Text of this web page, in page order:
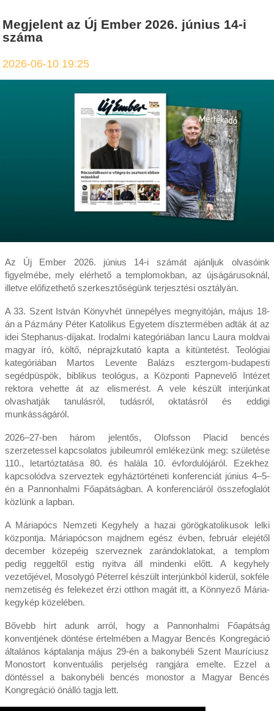
Megjelent az Új Ember 2026. június 14-i
száma
2026-06-10 19:25
Az Új Ember 2026. június 14-i számát ajánljuk olvasóink
figyelmébe, mely elérhető a templomokban, az újságárusoknál,
illetve előfizethető szerkesztőségünk terjesztési osztályán.
A 33. Szent István Könyvhét ünnepélyes megnyitóján, május 18-
án a Pázmány Péter Katolikus Egyetem dísztermében adták át az
idei Stephanus-díjakat. Irodalmi kategóriában Iancu Laura moldvai
magyar író, költő, néprajzkutató kapta a kitüntetést. Teológiai
kategóriában Martos Levente Balázs esztergom-budapesti
segédpüspök, biblikus teológus, a Központi Papnevelő Intézet
rektora vehette át az elismerést. A vele készült interjúnkat
olvashatják tanulásról, tudásról, oktatásról és eddigi
munkásságáról.
2026–27-ben három jelentős, Olofsson Placid bencés
szerzetessel kapcsolatos jubileumról emlékezünk meg: születése
110., letartóztatása 80. és halála 10. évfordulójáról. Ezekhez
kapcsolódva szerveztek egyháztörténeti konferenciát június 4–5-
én a Pannonhalmi Főapátságban. A konferenciáról összefoglalót
közlünk a lapban.
A Máriapócs Nemzeti Kegyhely a hazai görögkatolikusok lelki
központja. Máriapócson majdnem egész évben, február elejétől
december közepéig szerveznek zarándoklatokat, a templom
pedig reggeltől estig nyitva áll mindenki előtt. A kegyhely
vezetőjével, Mosolygó Péterrel készült interjúnkból kiderül, sokféle
nemzetiség és felekezet érzi otthon magát itt, a Könnyező Mária-
kegykép közelében.
Bővebb hírt adunk arról, hogy a Pannonhalmi Főapátság
konventjének döntése értelmében a Magyar Bencés Kongregáció
általános káptalanja május 29-én a bakonybéli Szent Mauríciusz
Monostort konventuális perjelség rangjára emelte. Ezzel a
döntéssel a bakonybéli bencés monostor a Magyar Bencés
Kongregáció önálló tagja lett.